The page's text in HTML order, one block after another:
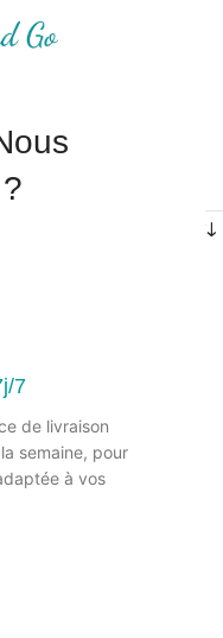
7
de livraison
semaine, pour
à vos